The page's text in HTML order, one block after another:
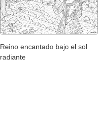
Reino encantado bajo el sol
radiante